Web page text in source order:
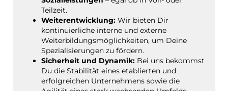
Teilzeit.
Weiterentwicklung: Wir bieten Dir
kontinuierliche interne und externe
Weiterbildungsmöglichkeiten, um Deine
Spezialisierungen zu fördern.
Sicherheit und Dynamik: Bei uns bekommst
Du die Stabilität eines etablierten und
erfolgreichen Unternehmens sowie die